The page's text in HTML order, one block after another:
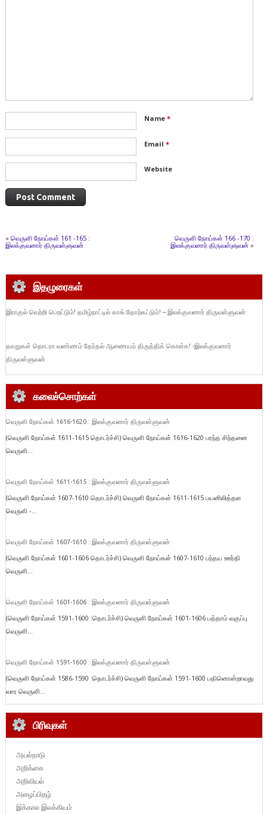
Name *
Email *
Website
« வெருளி நோய்கள் 161 -165 :
இலக்குவனார் திருவள்ளுவன்
வெருளி நோய்கள் 166 -170 :
இலக்குவனார் திருவள்ளுவன் »
இதழுரைகள்
இராகுல் வெற்றி பெறட்டும்! தமிழ்நாட்டில் காங்.தோற்கட்டும்! – இலக்குவனார் திருவள்ளுவன்
தவறுகள் தொடரா வண்ணம் தேர்தல் ஆணையம் திருத்திக் கொள்க! -இலக்குவனார்
திருவள்ளுவன்
கலைச்சொற்கள்
வெருளி நோய்கள் 1616-1620 : இலக்குவனார் திருவள்ளுவன்
(வெருளி நோய்கள் 1611-1615 தொடர்ச்சி) வெருளி நோய்கள் 1616-1620 பரந்த சிந்தனை
வெருளி...
வெருளி நோய்கள் 1611-1615 : இலக்குவனார் திருவள்ளுவன்
(வெருளி நோய்கள் 1607-1610 தொடர்ச்சி) வெருளி நோய்கள் 1611-1615 பயனிலித்தள
வெருளி -...
வெருளி நோய்கள் 1607-1610 : இலக்குவனார் திருவள்ளுவன்
(வெருளி நோய்கள் 1601-1606 தொடர்ச்சி) வெருளி நோய்கள் 1607-1610 பந்தய ஊர்தி
வெருளி...
வெருளி நோய்கள் 1601-1606 : இலக்குவனார் திருவள்ளுவன்
(வெருளி நோய்கள் 1591-1600 :தொடர்ச்சி) வெருளி நோய்கள் 1601-1606 பத்தாம் வகுப்பு
வெருளி...
வெருளி நோய்கள் 1591-1600 : இலக்குவனார் திருவள்ளுவன்
(வெருளி நோய்கள் 1586-1590 :தொடர்ச்சி) வெருளி நோய்கள் 1591-1600 பதினொன்றாவது
வார வெருளி...
பிரிவுகள்
அயல்நாடு
அறிக்கை
அறிவியல்
அழைப்பிதழ்
இக்கால இலக்கியம்